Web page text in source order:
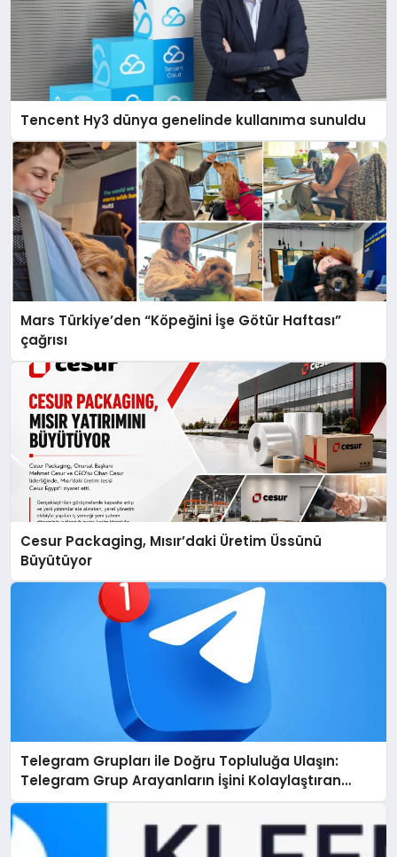
Tencent Hy3 dünya genelinde kullanıma sunuldu
Mars Türkiye’den “Köpeğini İşe Götür Haftası”
çağrısı
Cesur Packaging, Mısır’daki Üretim Üssünü
Büyütüyor
Telegram Grupları ile Doğru Topluluğa Ulaşın:
Telegram Grup Arayanların İşini Kolaylaştıran
Çözüm